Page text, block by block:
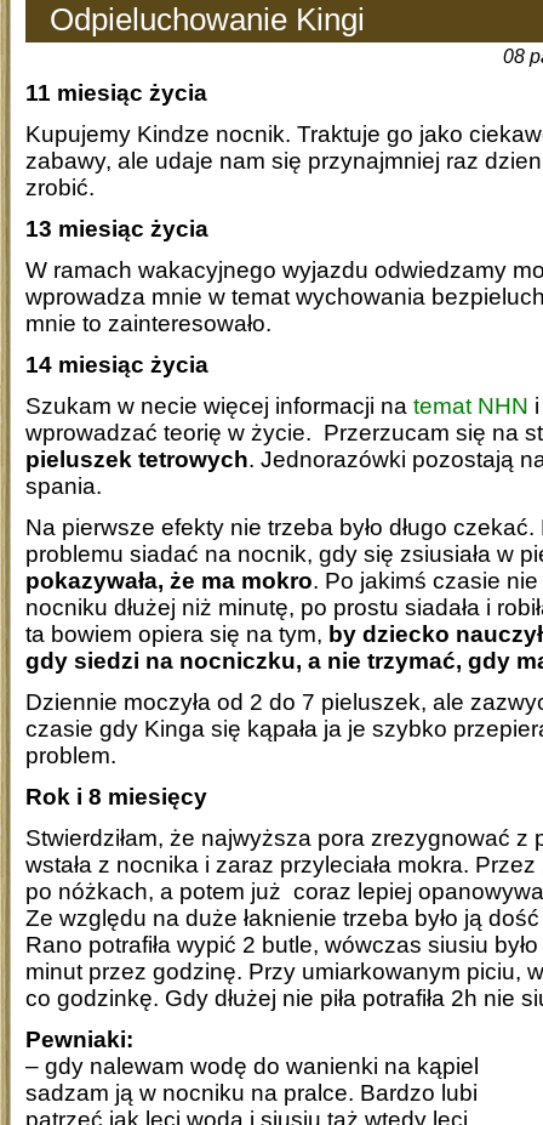
Odpieluchowanie Kingi
08
11 miesiąc życia
Kupujemy Kindze nocnik. Traktuje go jako
zabawy, ale udaje nam się przynajmniej raz
zrobić.
13 miesiąc życia
W ramach wakacyjnego wyjazdu odwiedzamy
wprowadza mnie w temat wychowania
mnie to zainteresowało.
14 miesiąc życia
Szukam w necie więcej informacji na temat NHN
wprowadzać teorię w życie. Przerzucam się na
pieluszek tetrowych. Jednorazówki pozostają
spania.
Na pierwsze efekty nie trzeba było długo
problemu siadać na nocnik, gdy się zsiusiała w
pokazywała, że ma mokro. Po jakimś czasie nie
nocniku dłużej niż minutę, po prostu siadała i
ta bowiem opiera się na tym, by dziecko
gdy siedzi na nocniczku, a nie trzymać, gdy
Dziennie moczyła od 2 do 7 pieluszek, ale
czasie gdy Kinga się kąpała ja je szybko
problem.
Rok i 8 miesięcy
Stwierdziłam, że najwyższa pora zrezygnować z
wstała z nocnika i zaraz przyleciała mokra.
po nóżkach, a potem już coraz lepiej
Ze względu na duże łaknienie trzeba było ją
Rano potrafiła wypić 2 butle, wówczas siusiu
minut przez godzinę. Przy umiarkowanym piciu,
co godzinkę. Gdy dłużej nie piła potrafiła 2h nie
Pewniaki:
– gdy nalewam wodę do wanienki na kąpiel
sadzam ją w nocniku na pralce. Bardzo lubi